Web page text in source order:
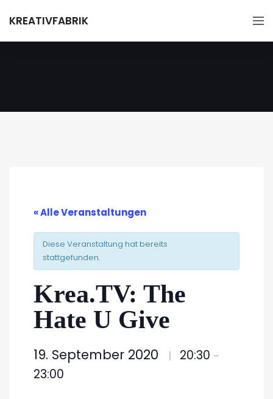
KREATIVFABRIK
« Alle Veranstaltungen
Diese Veranstaltung hat bereits
stattgefunden.
Krea.TV: The
Hate U Give
19. September 2020 | 20:30 –
23:00